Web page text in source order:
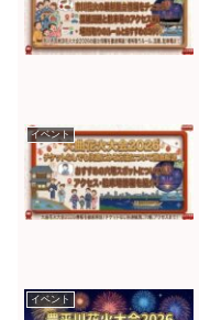
イベント
イベント